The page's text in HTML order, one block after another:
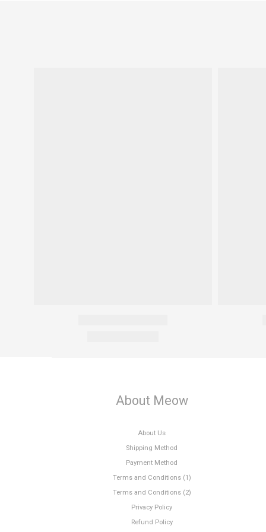
About Meow
About Us
Shipping Method
Payment Method
Terms and Conditions (1)
Terms and Conditions (2)
Privacy Policy
Refund Policy